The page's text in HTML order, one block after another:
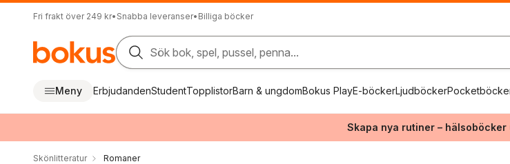
Fri frakt över 249 kr• Snabba leveranser• Billiga böcker
Sök bok, spel, pussel, penna...
Meny ErbjudandenStudentTopplistorBarn & ungdomBokus PlayE-böckerLjudböcker
Skapa nya rutiner –
Skönlitteratur Romaner